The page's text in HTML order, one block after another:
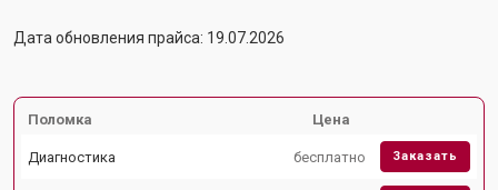
Дата обновления прайса: 19.07.2026
Поломка Цена
Диагностика бесплатно Заказать